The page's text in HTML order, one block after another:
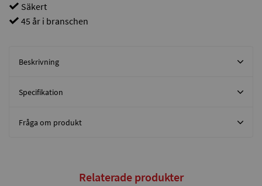
Säkert
45 år i branschen
Beskrivning
Specifikation
Fråga om produkt
Relaterade produkter